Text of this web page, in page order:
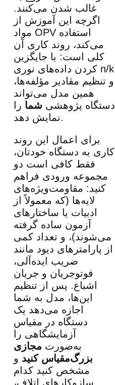
غالب شدن می‌کنند.
اگرچه این آموزش از
مواد OPV استفاده
می‌کند، روند کاری آن
کلی است: با جایگزین
کردن داده‌های نوری n/k
و تنظیم مقادیر مؤلفه‌ها،
همین مدل می‌تواند
دستگاه پژوهشی شما را
نمایش دهد.
برای اعمال این روند
کاری به دستگاه خودتان،
فقط کافی است دو
مجموعه ورودی فراهم
کنید: مقاومت‌ویژه‌های
لایه‌ها (که معمولاً از
ادبیات یا ساختارهای
آزمون ساده گرفته
می‌شوند)، و تعداد کمی
از پارامترهای دیود مانند
ضریب ایده‌آلی،
فوتوجریان و جریان
اشباع. پس از تنظیم
این‌ها، مدل به شما
اجازه می‌دهد یک
دستگاه در مقیاس
آزمایشگاهی را
به‌صورت مجازی
بزرگ‌مقیاس کنید و
مشخص کنید کدام
سازوکارهای اتلاف،